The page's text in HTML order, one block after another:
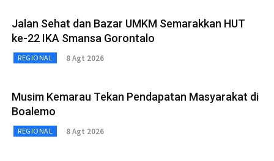
Jalan Sehat dan Bazar UMKM Semarakkan HUT
ke-22 IKA Smansa Gorontalo
REGIONAL 8 Agt 2026
Musim Kemarau Tekan Pendapatan Masyarakat di
Boalemo
REGIONAL 8 Agt 2026